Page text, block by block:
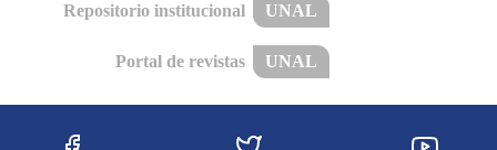
Repositorio institucional UNAL
Portal de revistas UNAL